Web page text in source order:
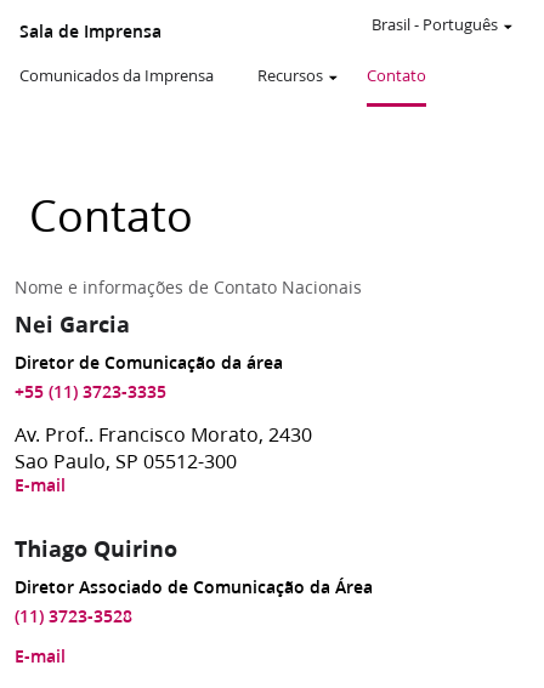
Sala de Imprensa
Comunicados da Imprensa Recursos Contato
Brasil- Português
Contato
Nome e informações de Contato Nacionais
Nei Garcia
Diretor de Comunicação da área
+55 (11) 3723-3335
Av. Prof.. Francisco Morato, 2430
Sao Paulo, SP 05512-300
E-mail
Thiago Quirino
Diretor Associado de Comunicação da Área
(11) 3723-3528
E-mail